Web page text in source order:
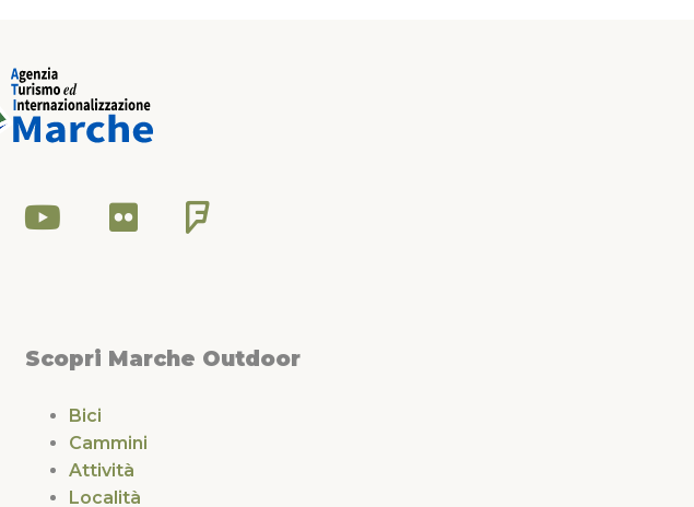
Scopri Marche Outdoor
Bici
Cammini
Attività
Località